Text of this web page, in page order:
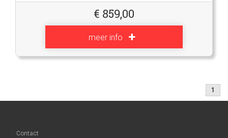
€ 859,00
meer info
1
Contact